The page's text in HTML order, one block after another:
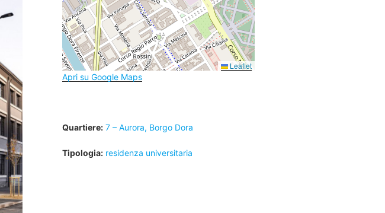
Leaflet
Apri su Google Maps
Quartiere: 7 – Aurora, Borgo Dora
Tipologia: residenza universitaria